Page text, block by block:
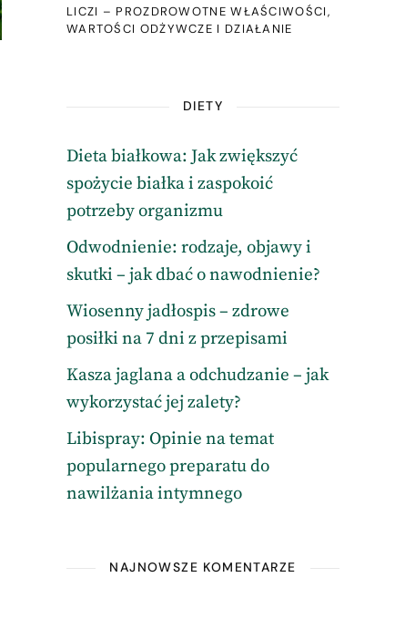
LICZI – PROZDROWOTNE WŁAŚCIWOŚCI,
WARTOŚCI ODŻYWCZE I DZIAŁANIE
DIETY
Dieta białkowa: Jak zwiększyć
spożycie białka i zaspokoić
potrzeby organizmu
Odwodnienie: rodzaje, objawy i
skutki – jak dbać o nawodnienie?
Wiosenny jadłospis – zdrowe
posiłki na 7 dni z przepisami
Kasza jaglana a odchudzanie – jak
wykorzystać jej zalety?
Libispray: Opinie na temat
popularnego preparatu do
nawilżania intymnego
NAJNOWSZE KOMENTARZE